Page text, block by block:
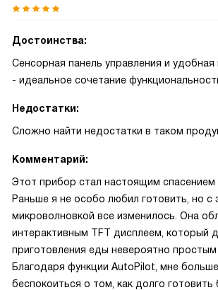
Достоинства:
Сенсорная панель управления и
- идеальное сочетание
Недостатки:
Сложно найти недостатки в таком
Комментарий:
Этот прибор стал настоящим спасением
Раньше я не особо любил готовить, но с
микроволновкой все изменилось. Она
интерактивным TFT дисплеем, который
приготовления еды невероятно
Благодаря функции AutoPilot, мне
беспокоиться о том, как долго